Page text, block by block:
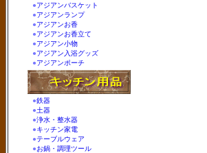
●アジアンバスケット
●アジアンランプ
●アジアンお香
●アジアンお香立て
●アジアン小物
●アジアン入浴グッズ
●アジアンポーチ
●鉄器
●土器
●浄水・整水器
●キッチン家電
●テーブルウェア
●お鍋・調理ツール